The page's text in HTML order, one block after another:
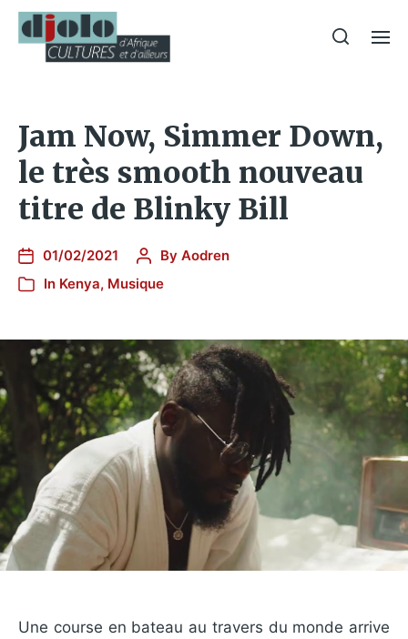
Jam Now, Simmer Down,
le très smooth nouveau
titre de Blinky Bill
01/02/2021 By Aodren
In Kenya, Musique
Une course en bateau au travers du monde arrive